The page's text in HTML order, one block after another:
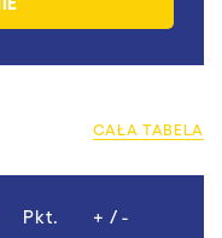
CAŁA TABELA
Pkt. + / -